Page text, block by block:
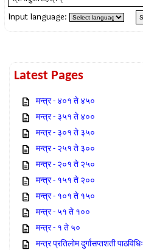
Input language:
Latest Pages
मन्त्र - ४०१ ते ४५०
मन्त्र - ३५१ ते ४००
मन्त्र - ३०१ ते ३५०
मन्त्र - २५१ ते ३००
मन्त्र - २०१ ते २५०
मन्त्र - १५१ ते २००
मन्त्र - १०१ ते १५०
मन्त्र - ५१ ते १००
मन्त्र - १ ते ५०
मन्त्र प्रतिलोम दुर्गासप्तशती पाठविधिः